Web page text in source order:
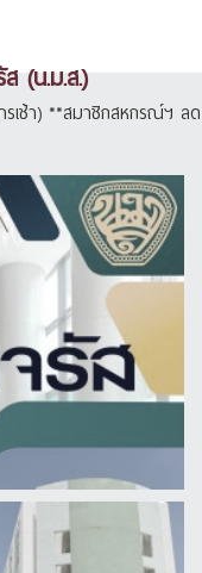
(น.ม.ส.)
เช้า) **สมาชิกสหกรณ์ฯ ลด